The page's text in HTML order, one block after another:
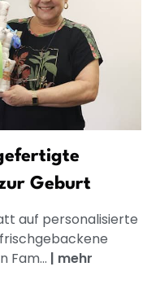
Geburt
auf personalisierte
Fam... | mehr